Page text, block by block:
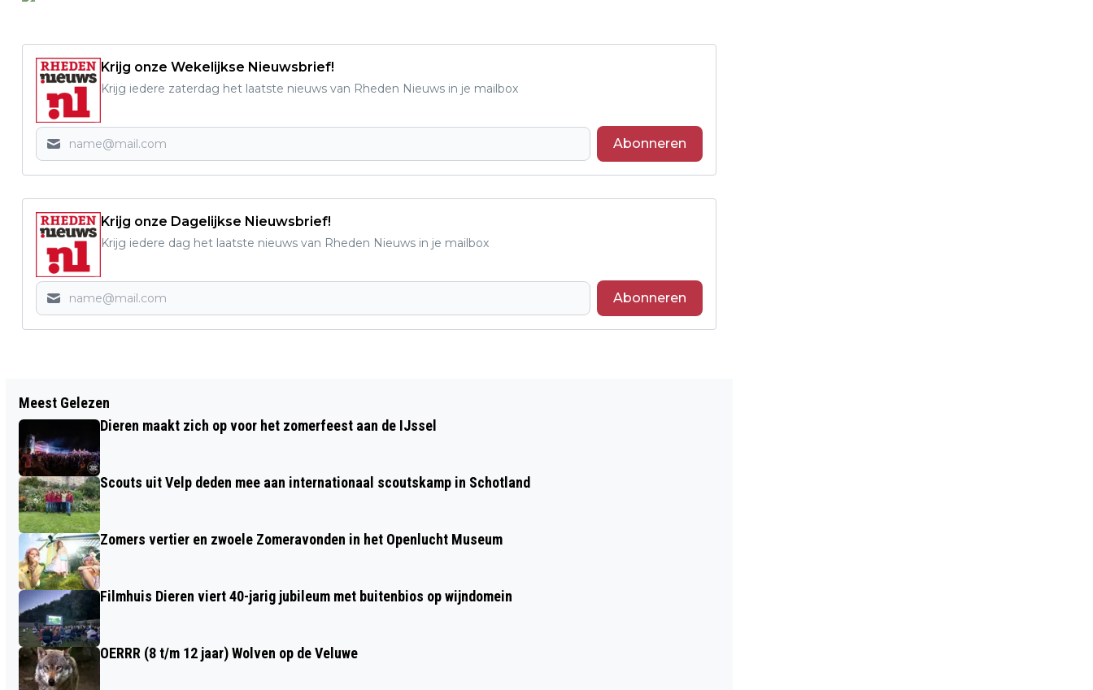
Krijg onze Wekelijkse Nieuwsbrief!
Krijg iedere zaterdag het laatste nieuws van Rheden Nieuws in je mailbox
Abonneren
Krijg onze Dagelijkse Nieuwsbrief!
Krijg iedere dag het laatste nieuws van Rheden Nieuws in je mailbox
Abonneren
ERFGOED LEEFT, EVENALS
JEUGDHERINNERINGEN OPHALEN
STEEG
Meest Gelezen
Dieren maakt zich op voor het zomerfeest aan de IJssel
Scouts uit Velp deden mee aan internationaal scoutskamp in Schotland
Zomers vertier en zwoele Zomeravonden in het Openlucht Museum
Filmhuis Dieren viert 40-jarig jubileum met buitenbios op wijndomein
OERRR (8 t/m 12 jaar) Wolven op de Veluwe